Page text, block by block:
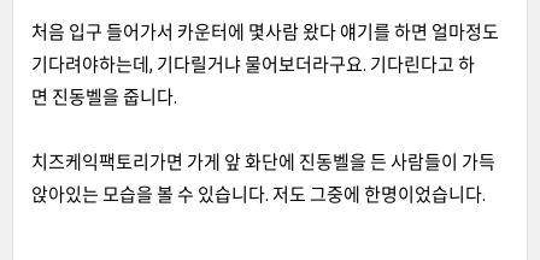
처음 입구 들어가서 카운터에 몇사람 왔다 얘기를 하면 얼마정도
기다려야하는데, 기다릴거냐 물어보더라구요. 기다린다고 하
면 진동벨을 줍니다.
치즈케익팩토리가면 가게 앞 화단에 진동벨을 든 사람들이 가득
앉아있는 모습을 볼 수 있습니다. 저도 그중에 한명이었습니다.